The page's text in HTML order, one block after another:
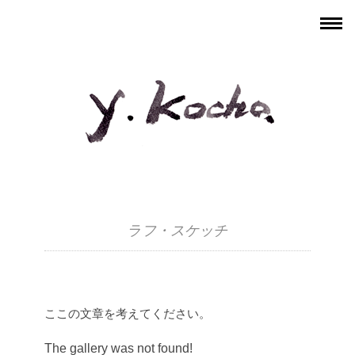
ラフ・スケッチ
ここの文章を考えてください。
The gallery was not found!